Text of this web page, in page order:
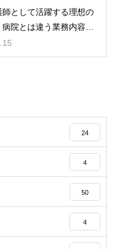
師として活躍する理想の
院とは違う業務内容と
24
4
50
4